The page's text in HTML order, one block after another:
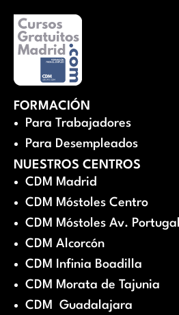
FORMACIÓN
Para Trabajadores
Para Desempleados
NUESTROS CENTROS
CDM Madrid
CDM Móstoles Centro
CDM Móstoles Av. Portugal
CDM Alcorcón
CDM Infinia Boadilla
CDM Morata de Tajunia
CDM Guadalajara